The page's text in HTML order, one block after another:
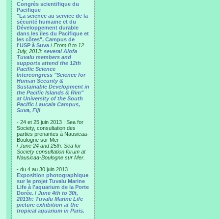
Congrès scientifique du
Pacifique
"La science au service de la
sécurité humaine et du
Développement durable
dans les îles du Pacifique et
les côtes", Campus de
l'USP à Suva / From 8 to 12
July, 2013: several Alofa
Tuvalu members and
supports attend the 12th
Pacific Science
Intercongress "Science for
Human Security &
Sustainable Development in
the Pacific Islands & Rim"
at University of the South
Pacific Laucala Campus,
Suva, Fiji
- 24 et 25 juin 2013 : Sea for
Society, consultation des
parties prenantes à Nausicaa-
Boulogne sur Mer
/ June 24 and 25th: Sea for
Society consultation forum at
Nausicaa-Boulogne sur Mer.
- du 4 au 30 juin 2013 :
Exposition photographique
sur le projet Tuvalu Marine
Life à l'aquarium de la Porte
Dorée. / June 4th to 30t,
2013h: Tuvalu Marine Life
picture exhibition at the
tropical aquarium in Paris.